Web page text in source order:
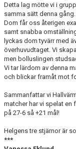
Detta lag mötte vi i
samma sätt denna gång.
Dom får oss återigen
samt snabba
lyckas dom tyvärr med
överhuvudtaget. Vi
men bolluslingen
Vi tar lärdom av denna
och blickar framåt mot
Sammanfattar vi
matcher har vi spelat en
på 27-6 så +21 mål!
Helgens tre stjärnor är
***